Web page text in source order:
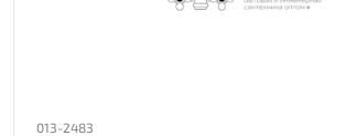
013-2483